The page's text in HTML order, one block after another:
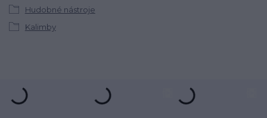
Hudobné nástroje
Kalimby